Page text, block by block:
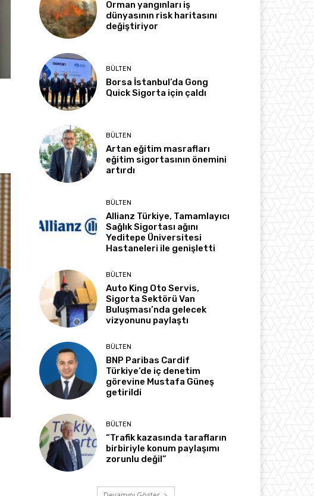
Orman yangınları iş
dünyasının risk haritasını
değiştiriyor
BÜLTEN
Borsa İstanbul’da Gong
Quick Sigorta için çaldı
BÜLTEN
Artan eğitim masrafları
eğitim sigortasının önemini
artırdı
BÜLTEN
Allianz Türkiye, Tamamlayıcı
Sağlık Sigortası ağını
Yeditepe Üniversitesi
Hastaneleri ile genişletti
BÜLTEN
Auto King Oto Servis,
Sigorta Sektörü Van
Buluşması’nda gelecek
vizyonunu paylaştı
BÜLTEN
BNP Paribas Cardif
Türkiye’de iç denetim
görevine Mustafa Güneş
getirildi
BÜLTEN
“Trafik kazasında tarafların
birbiriyle konum paylaşımı
zorunlu değil”